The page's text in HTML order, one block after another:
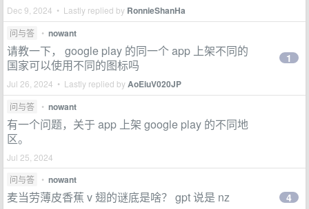
Dec 9, 2024 • Lastly replied by RonnieShanHa
问与答 • nowant
请教一下， google play 的同一个 app 上架不同的
国家可以使用不同的图标吗
Jul 26, 2024 • Lastly replied byAoEiuV020JP
1
问与答 • nowant
有一个问题，关于 app 上架 google play 的不同地
区。
Jul 25, 2024
问与答
• nowant
麦当劳薄皮香蕉 v 翅的谜底是啥？ gpt 说是 nz 4